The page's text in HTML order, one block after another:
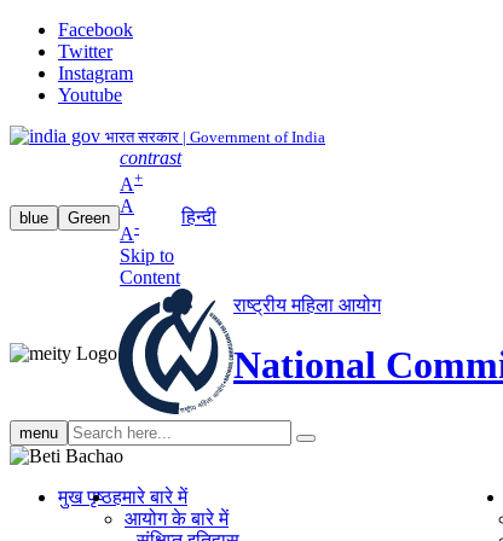
Facebook
Twitter
Instagram
Youtube
भारत सरकार | Government of India
blue Green
contrast
A+
A
A-
Skip to
Content
हिन्दी
राष्ट्रीय महिला आयोग
National
menu Search
search
मुख पृष्ठहमारे बारे में
आयोग के बारे में